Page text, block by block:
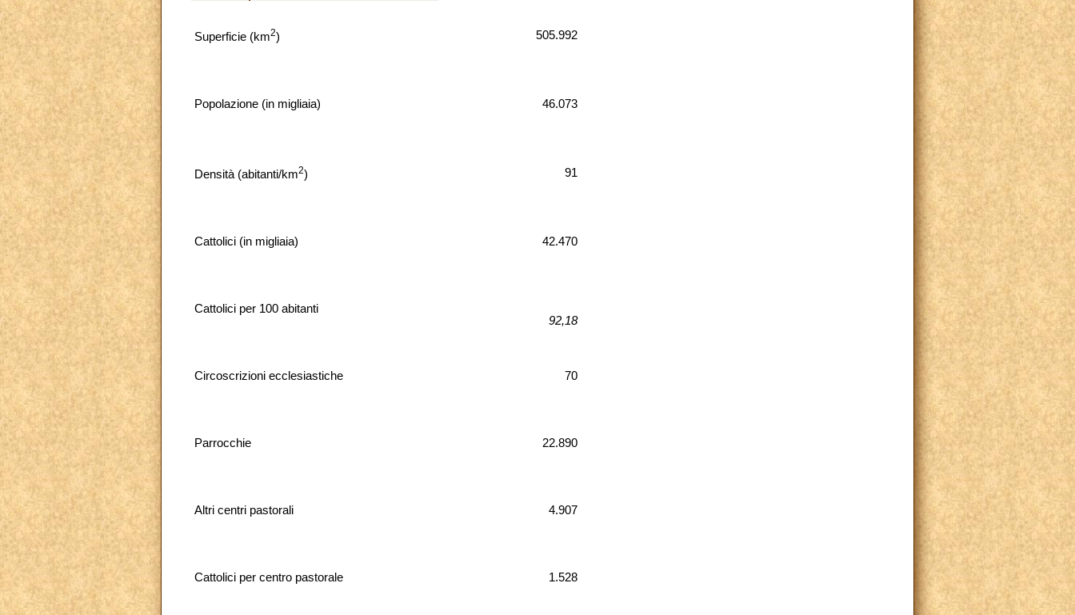
Superficie (km2) 505.992
Popolazione (in migliaia) 46.073
Densità (abitanti/km2) 91
Cattolici (in migliaia) 42.470
Cattolici per 100 abitanti
92,18
Circoscrizioni ecclesiastiche 70
Parrocchie 22.890
Altri centri pastorali 4.907
Cattolici per centro pastorale 1.528